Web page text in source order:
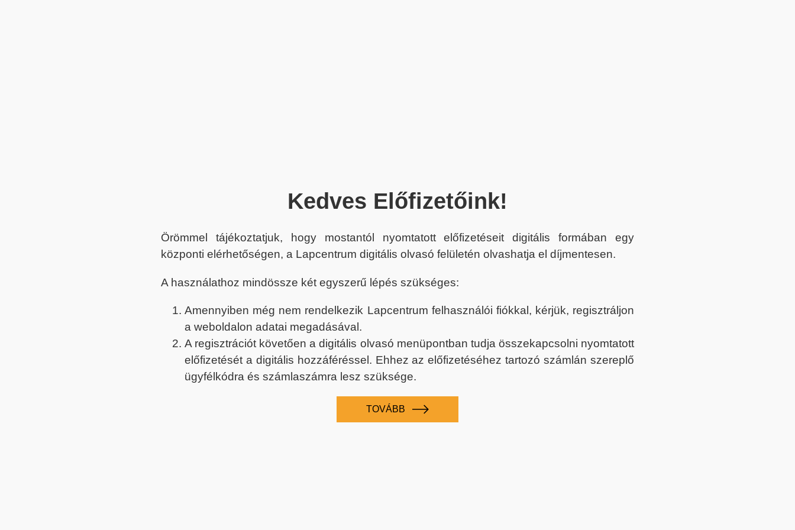
Kedves Előfizetőink!
Örömmel tájékoztatjuk, hogy mostantól nyomtatott előfizetéseit digitális formában egy
központi elérhetőségen, a Lapcentrum digitális olvasó felületén olvashatja el díjmentesen.
A használathoz mindössze két egyszerű lépés szükséges:
Amennyiben még nem rendelkezik Lapcentrum felhasználói fiókkal, kérjük, regisztráljon
a weboldalon adatai megadásával.
A regisztrációt követően a digitális olvasó menüpontban tudja összekapcsolni nyomtatott
előfizetését a digitális hozzáféréssel. Ehhez az előfizetéséhez tartozó számlán szereplő
ügyfélkódra és számlaszámra lesz szüksége.
TOVÁBB